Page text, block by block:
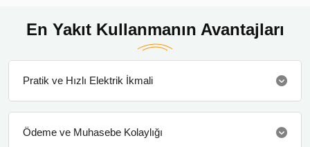
En Yakıt Kullanmanın Avantajları
Pratik ve Hızlı Elektrik İkmali
Ödeme ve Muhasebe Kolaylığı